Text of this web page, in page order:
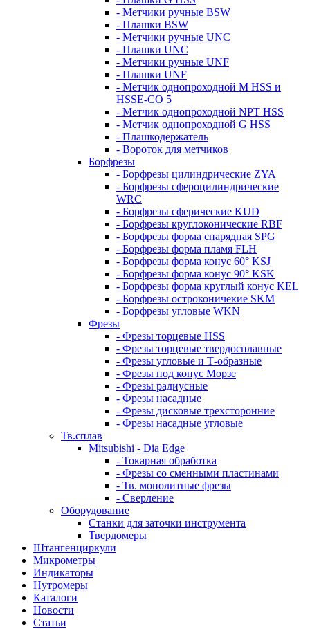
- Метчики ручные BSW
- Плашки BSW
- Метчики ручные UNC
- Плашки UNC
- Метчики ручные UNF
- Плашки UNF
- Метчик однопроходной M HSS и
HSSE-CO 5
- Метчик однопроходной NPT HSS
- Метчик однопроходной G HSS
- Плашкодержатель
- Вороток для метчиков
Борфрезы
- Борфрезы цилиндрические ZYA
- Борфрезы сфероцилиндрические
WRC
- Борфрезы сферические KUD
- Борфрезы круглоконические RBF
- Борфрезы форма снарядная SPG
- Борфрезы форма пламя FLH
- Борфрезы форма конус 60° KSJ
- Борфрезы форма конус 90° KSK
- Борфрезы форма круглый конус KEL
- Борфрезы остроконичекие SKM
- Борфрезы угловые WKN
Фрезы
- Фрезы торцевые HSS
- Фрезы торцевые твердосплавные
- Фрезы угловые и Т-образные
- Фрезы под конус Морзе
- Фрезы радиусные
- Фрезы насадные
- Фрезы дисковые трехсторонние
- Фрезы насадные угловые
Тв.сплав
Mitsubishi - Dia Edge
- Токарная обработка
- Фрезы со сменными пластинами
- Тв. монолитные фрезы
- Сверление
Оборудование
Станки для заточки инструмента
Твердомеры
Штангенциркули
Микрометры
Индикаторы
Нутромеры
Каталоги
Новости
Статьи